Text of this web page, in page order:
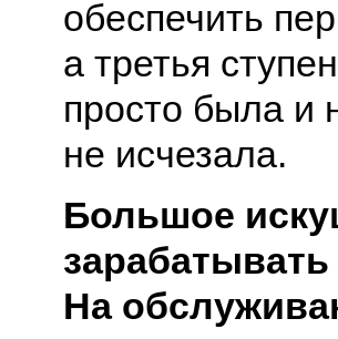
обеспечить
а третья
просто была и
не исчезала.
Большое
зарабатывать
На